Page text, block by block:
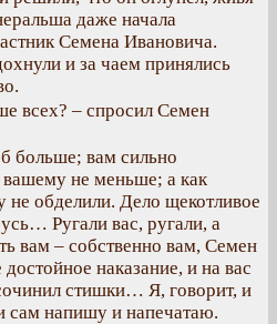
даже начала
Семена Ивановича.
и за чаем принялись
всех? – спросил Семен
больше; вам сильно
не меньше; а как
обделили. Дело щекотливое
Ругали вас, ругали, а
вам – собственно вам, Семен
наказание, и на вас
стишки… Я, говорит, и
сам напишу и напечатаю.